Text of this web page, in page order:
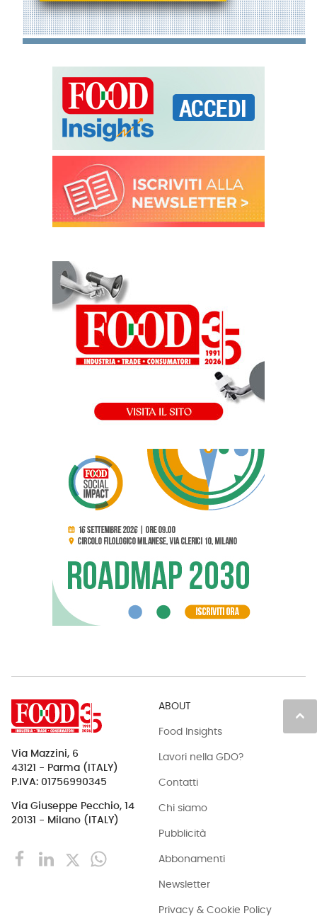
keyboard_arrow_up
Via Mazzini, 6
43121 - Parma (ITALY)
P.IVA: 01756990345
Via Giuseppe Pecchio, 14
20131 - Milano (ITALY)
ABOUT
Food Insights
Lavori nella GDO?
Contatti
Chi siamo
Pubblicità
Abbonamenti
Newsletter
Privacy & Cookie Policy